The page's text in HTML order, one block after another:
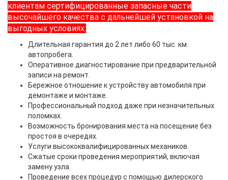
клиентам сертифицированные запасные части
высочайшего качества с дальнейшей установкой на
выгодных условиях:
Длительная гарантия до 2 лет либо 60 тыс. км.
автопробега.
Оперативное диагностирование при предварительной
записи на ремонт.
Бережное отношение к устройству автомобиля при
демонтаже и монтаже.
Профессиональный подход даже при незначительных
поломках.
Возможность бронирования места на посещение без
простоя в очередях.
Услуги высококвалифицированных механиков.
Сжатые сроки проведения мероприятий, включая
замену узла.
Проведение всех процедур с помощью дилерского